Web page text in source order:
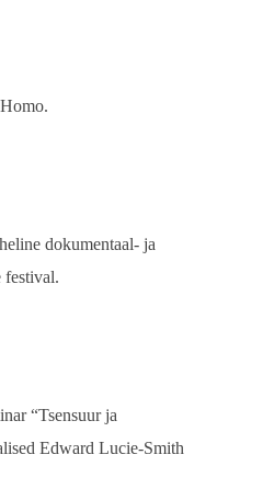
dokumentaal- ja
festival.
“Tsensuur ja
Edward Lucie-Smith